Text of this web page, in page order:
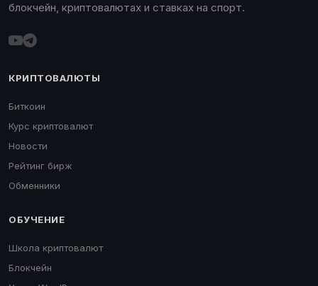
блокчейн, криптовалютах и ставках на спорт.
КРИПТОВАЛЮТЫ
Биткоин
Курс криптовалют
Новости
Рейтинг бирж
Обменники
ОБУЧЕНИЕ
Школа криптовалют
Блокчейн